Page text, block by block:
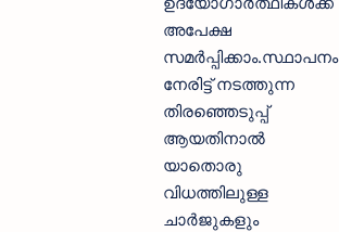
അപേക്ഷ
സമർപ്പിക്കാം.സ്ഥാപനം
നേരിട്ട് നടത്തുന്ന
തിരഞ്ഞെടുപ്പ്
ആയതിനാൽ
യാതൊരു
വിധത്തിലുള്ള
ചാർജുകളും